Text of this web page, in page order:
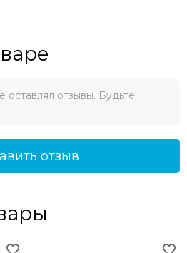
оставлял отзывы. Будьте
отзыв